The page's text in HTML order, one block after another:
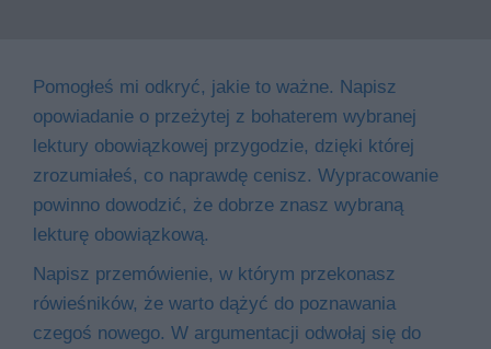
Pomogłeś mi odkryć, jakie to ważne. Napisz
opowiadanie o przeżytej z bohaterem wybranej
lektury obowiązkowej przygodzie, dzięki której
zrozumiałeś, co naprawdę cenisz. Wypracowanie
powinno dowodzić, że dobrze znasz wybraną
lekturę obowiązkową.
Napisz przemówienie, w którym przekonasz
rówieśników, że warto dążyć do poznawania
czegoś nowego. W argumentacji odwołaj się do